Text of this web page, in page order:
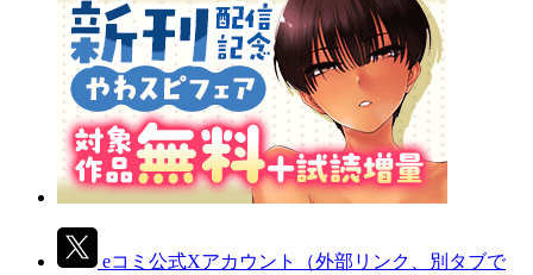
eコミ公式Xアカウント （外部リンク、別タブで